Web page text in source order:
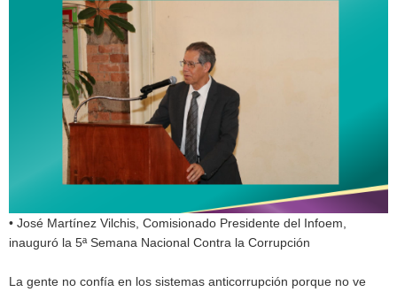
• José Martínez Vilchis, Comisionado Presidente del Infoem,
inauguró la 5ª Semana Nacional Contra la Corrupción
La gente no confía en los sistemas anticorrupción porque no ve